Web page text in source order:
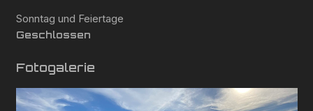
Sonntag und Feiertage
Geschlossen
Fotogalerie